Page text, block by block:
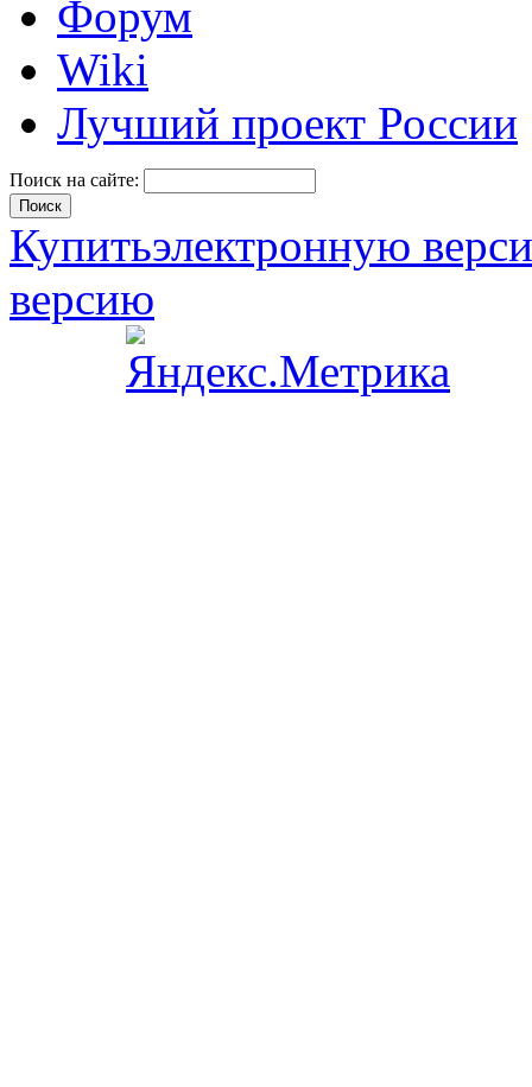
Форум
Wiki
Лучший проект России
Поиск на сайте:
Купитьэлектронную
версию